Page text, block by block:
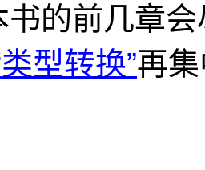
书的前几章
型转换”再